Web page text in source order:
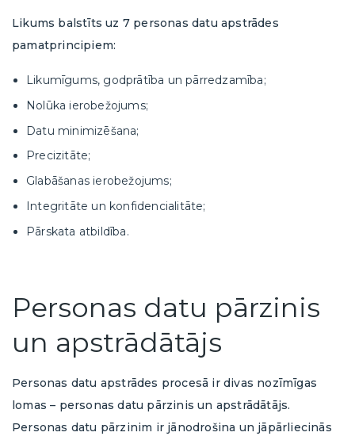
Likums balstīts uz 7 personas datu apstrādes
pamatprincipiem:
Likumīgums, godprātība un pārredzamība;
Nolūka ierobežojums;
Datu minimizēšana;
Precizitāte;
Glabāšanas ierobežojums;
Integritāte un konfidencialitāte;
Pārskata atbildība.
Personas datu pārzinis
un apstrādātājs
Personas datu apstrādes procesā ir divas nozīmīgas
lomas – personas datu pārzinis un apstrādātājs.
Personas datu pārzinim ir jānodrošina un jāpārliecinās